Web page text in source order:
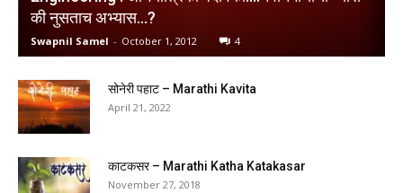
की नुसताच अभ्यास…?
Swapnil Samel - October 1, 2012 4
सोनेरी पहाट – Marathi Kavita
April 21, 2022
काटकसर – Marathi Katha Katakasar
November 27, 2018